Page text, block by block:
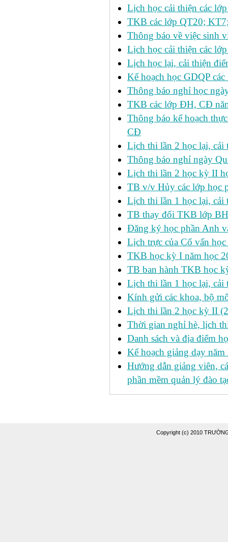
Lịch học cải thiện các
TKB các lớp QT20;
Thông báo về việc sinh
Lịch học cải thiện các
Lịch học lại, cải thiện
Kế hoạch học GDQP
Thông báo nghỉ học
TKB các lớp ĐH, CĐ
Thông báo kế hoạch
CĐ
Lịch thi lần 2 học lại, cải
Thông báo nghỉ ngày
Lịch thi lần 2 học kỳ II
TB v/v Hủy các lớp học
Lịch thi lần 1 học lại, cải
TB thay đổi TKB lớp
Đăng ký học phần Anh
Lịch trực của Cố vấn học
TKB học kỳ I năm học
TB ban hành TKB học
Lịch thi lần 1 học lại, cải
Kính gửi các khoa, bộ
Lịch thi lần 2 học kỳ II
Thời gian nghỉ hè, lịch
Danh sách và địa điểm
Kế hoạch giảng dạy
Hướng dẫn giảng viên,
phần mềm quản lý đào
Copyright (c) 2010